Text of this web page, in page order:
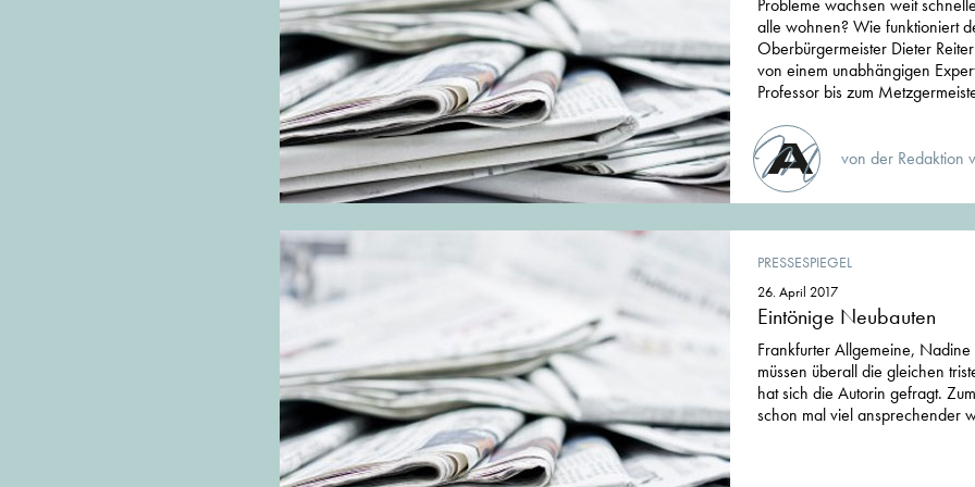
Probleme wachsen weit
alle wohnen? Wie funktioniert
Oberbürgermeister Dieter
von einem unabhängigen
Professor bis zum
von der Redaktion
PRESSESPIEGEL
26. April 2017
Eintönige Neubauten
Frankfurter Allgemeine,
müssen überall die gleichen
hat sich die Autorin gefragt.
schon mal viel ansprechender